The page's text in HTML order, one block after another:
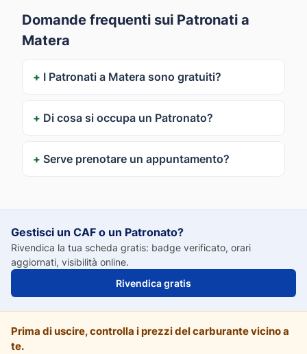
Domande frequenti sui Patronati a
Matera
I Patronati a Matera sono gratuiti?
Di cosa si occupa un Patronato?
Serve prenotare un appuntamento?
Gestisci un CAF o un Patronato?
Rivendica la tua scheda gratis: badge verificato, orari
aggiornati, visibilità online.
Rivendica gratis
Prima di uscire, controlla i prezzi del carburante vicino a
te.